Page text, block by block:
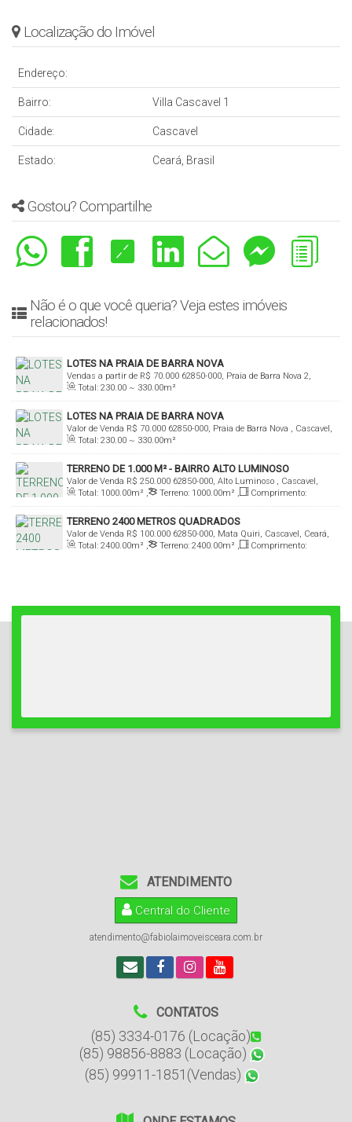
Localização do Imóvel
Endereço:
Bairro: Villa Cascavel 1
Cidade: Cascavel
Estado: Ceará, Brasil
Gostou? Compartilhe
Não é o que você queria? Veja estes imóveis
relacionados!
LOTES NA PRAIA DE BARRA NOVA
R$ 70.000
Vendas a partir de
62850-000, Praia de Barra Nova 2,
Cascavel, Ceará, Brasil
Total: 230.00 ~ 330.00m²
LOTES NA PRAIA DE BARRA NOVA
R$ 70.000
Valor de Venda
62850-000, Praia de Barra Nova , Cascavel,
Ceará, Brasil
Total: 230.00 ~ 330.00m²
TERRENO DE 1.000 M² - BAIRRO ALTO LUMINOSO
R$ 250.000
Valor de Venda
62850-000, Alto Luminoso , Cascavel,
Ceará, Brasil
Total: 1000.00m² , Terreno: 1000.00m² ,
Comprimento:
20.00m , Frente: 50.00m
TERRENO 2400 METROS QUADRADOS
R$ 100.000
Valor de Venda
62850-000, Mata Quiri, Cascavel, Ceará,
BrasilTotal: 2400.00m² , Terreno: 2400.00m² ,
Comprimento:
ATENDIMENTO
Central do Cliente
atendimento@fabiolaimoveisceara.com.br
CONTATOS
(85) 3334-0176 (Locação)
(85) 98856-8883 (Locação)
(85) 99911-1851(Vendas)